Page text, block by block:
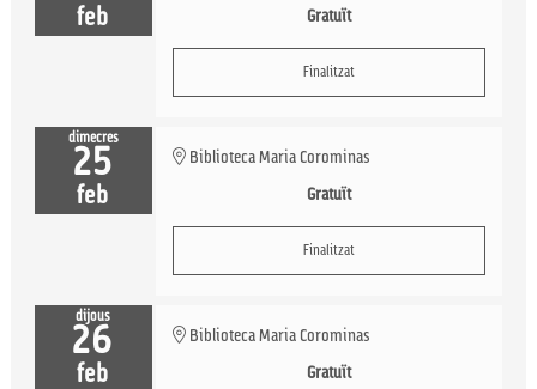
feb Gratuït
Finalitzat
dimecres
25
feb
Biblioteca Maria Corominas
Gratuït
Finalitzat
dijous
26
feb
Biblioteca Maria Corominas
Gratuït